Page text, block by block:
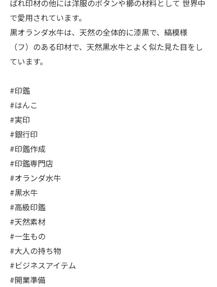
ばれ印材の他には洋服のボタンや櫛の材料として 世界中
で愛用されています。
黒オランダ水牛は、天然の全体的に漆黒で、縞模様
（フ）のある印材で、天然黒水牛とよく似た見た目をし
ています。
#印鑑
#はんこ
#実印
#銀行印
#印鑑作成
#印鑑専門店
#オランダ水牛
#黒水牛
#高級印鑑
#天然素材
#一生もの
#大人の持ち物
#ビジネスアイテム
#開業準備